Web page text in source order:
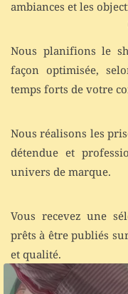
ambiances et les
Nous planifions le
façon optimisée,
temps forts de votre
Nous réalisons les
détendue et
univers de marque.
Vous recevez une
prêts à être publiés
et qualité.